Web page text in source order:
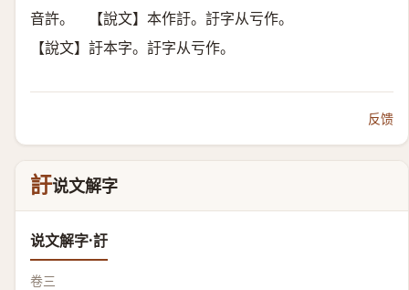
音許。 【說文】本作訏。訏字从亏作。
【說文】訏本字。訏字从亏作。
反馈
訏说文解字
说文解字·訏
卷三